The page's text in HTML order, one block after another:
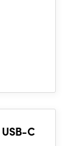
C